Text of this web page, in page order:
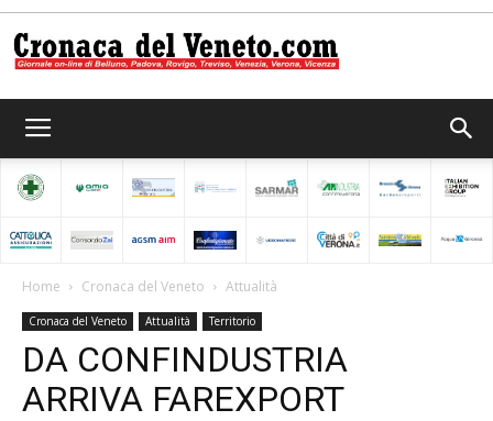
del
Veneto
Home Cronaca del Veneto Attualità
Cronaca del Veneto Attualità Territorio
DA CONFINDUSTRIA
ARRIVA FAREXPORT